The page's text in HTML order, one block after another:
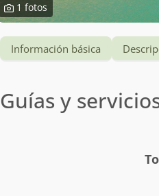
1 fotos
Información básica
Guías y